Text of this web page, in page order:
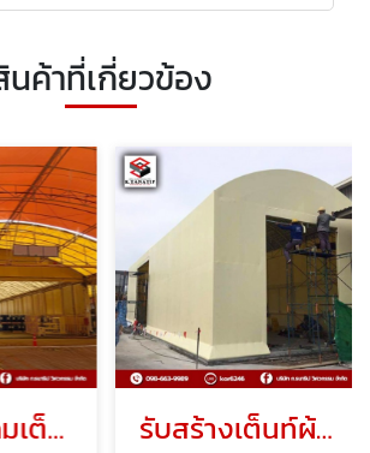
นค้าที่เกี่ยวข้อง
รับสร้างโดมเต็นท์โกดังผ้าใบ รับสร้างเต็นท์ผ้าใบโรงงาน